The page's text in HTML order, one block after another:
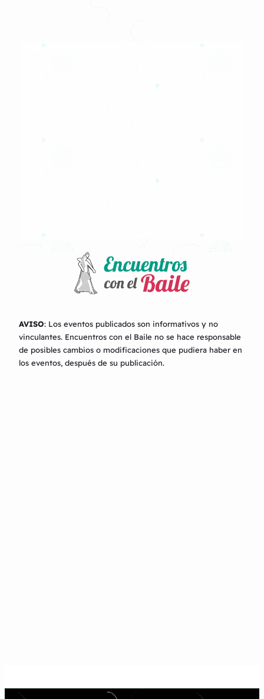
AVISO: Los eventos publicados son informativos y no
vinculantes. Encuentros con el Baile no se hace responsable
de posibles cambios o modificaciones que pudiera haber en
los eventos, después de su publicación.